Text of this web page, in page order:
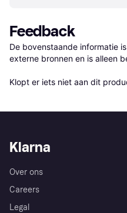
Feedback
De bovenstaande informatie
externe bronnen en is alleen
Klopt er iets niet aan dit
Klarna
Over ons
Careers
Legal